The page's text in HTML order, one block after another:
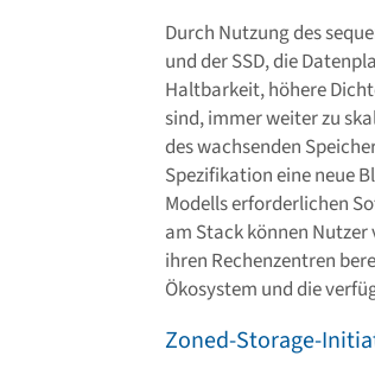
Durch Nutzung des
und der SSD, die
Haltbarkeit, höhere
sind, immer weiter zu
des wachsenden
Spezifikation eine neue
Modells erforderlichen
am Stack können Nutzer
ihren Rechenzentren
Ökosystem und die
Zoned-Storage-